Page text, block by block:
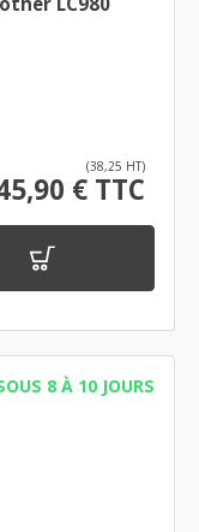
(38,25 HT)
€ TTC
8 À 10 JOURS